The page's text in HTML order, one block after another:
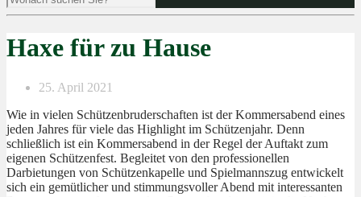
Haxe für zu Hause
25. April 2021
Wie in vielen Schützenbruderschaften ist der Kommersabend eines
jeden Jahres für viele das Highlight im Schützenjahr. Denn
schließlich ist ein Kommersabend in der Regel der Auftakt zum
eigenen Schützenfest. Begleitet von den professionellen
Darbietungen von Schützenkapelle und Spielmannszug entwickelt
sich ein gemütlicher und stimmungsvoller Abend mit interessanten